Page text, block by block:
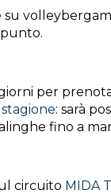
per
: sarà
fino a
circuito MIDA